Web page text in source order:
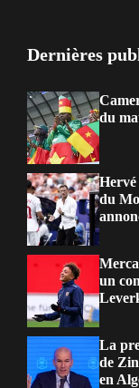
Dernières
du
du
un
La
de
en